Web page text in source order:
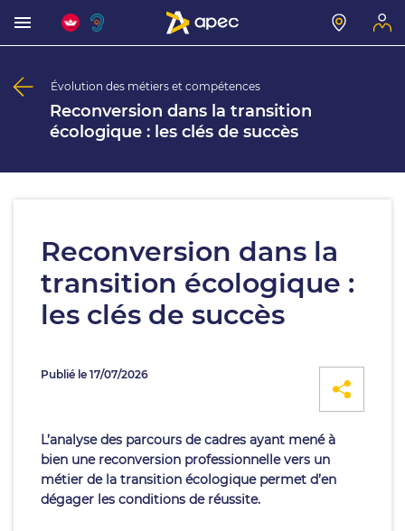
Évolution des métiers et compétences
Reconversion dans la transition
écologique : les clés de succès
Reconversion dans la
transition écologique :
les clés de succès
Publié le 17/07/2026
L’analyse des parcours de cadres ayant mené à
bien une reconversion professionnelle vers un
métier de la transition écologique permet d’en
dégager les conditions de réussite.